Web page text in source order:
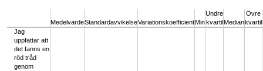
MedelvärdeStandardavvikelseVariationskoefficientMin
Undre
kvartilMedian
Övre
kvartil
Jag
uppfattar att
det fanns en
röd tråd
genom